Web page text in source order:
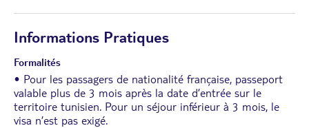
Informations Pratiques
Formalités
• Pour les passagers de nationalité française, passeport
valable plus de 3 mois après la date d’entrée sur le
territoire tunisien. Pour un séjour inférieur à 3 mois, le
visa n’est pas exigé.